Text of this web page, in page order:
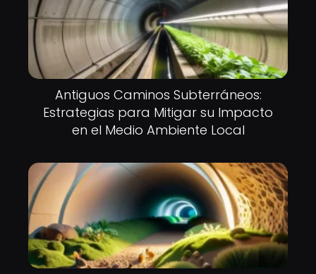
Antiguos Caminos Subterráneos:
Estrategias para Mitigar su Impacto
en el Medio Ambiente Local